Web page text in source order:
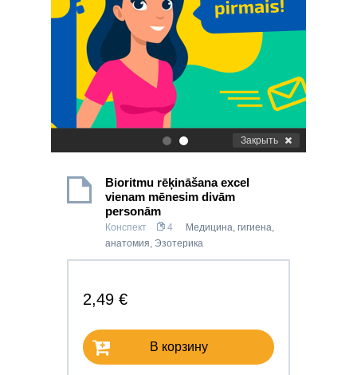
. Закрыть
Bioritmu rēķināšana excel
vienam mēnesim divām
personām
Конспект 4
Медицина, гигиена,
анатомия, Эзотерика
2,49 €
В корзину